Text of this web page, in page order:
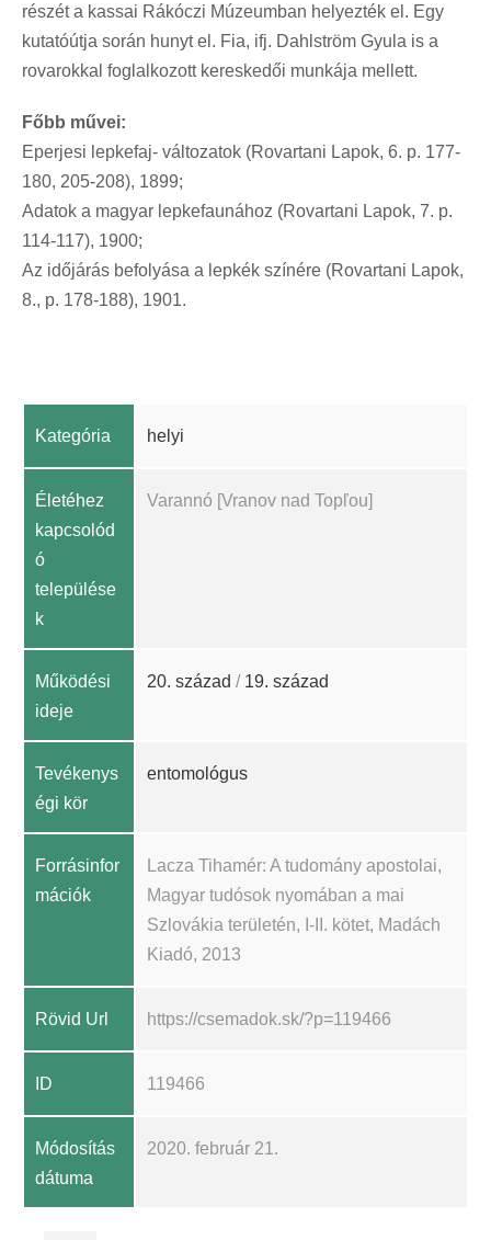
részét a kassai Rákóczi Múzeumban helyezték el. Egy
kutatóútja során hunyt el. Fia, ifj. Dahlström Gyula is a
rovarokkal foglalkozott kereskedői munkája mellett.
Főbb művei:
Eperjesi lepkefaj- változatok (Rovartani Lapok, 6. p. 177-
180, 205-208), 1899;
Adatok a magyar lepkefaunához (Rovartani Lapok, 7. p.
114-117), 1900;
Az időjárás befolyása a lepkék színére (Rovartani Lapok,
8., p. 178-188), 1901.
Kategória helyi
Életéhez
kapcsolód
ó
települése
k
Varannó [Vranov nad Topľou]
Működési
ideje
20. század / 19. század
Tevékenys
égi kör
entomológus
Forrásinfor
mációk
Lacza Tihamér: A tudomány apostolai,
Magyar tudósok nyomában a mai
Szlovákia területén, I-II. kötet, Madách
Kiadó, 2013
Rövid Url https://csemadok.sk/?p=119466
ID 119466
Módosítás
dátuma
2020. február 21.